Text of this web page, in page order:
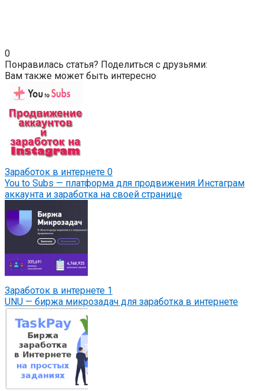
0
Понравилась статья? Поделиться с друзьями:
Вам также может быть интересно
Заработок в интернете 0
You to Subs — платформа для продвижения Инстаграм
аккаунта и заработка на своей странице
Заработок в интернете 1
UNU — биржа микрозадач для заработка в интернете